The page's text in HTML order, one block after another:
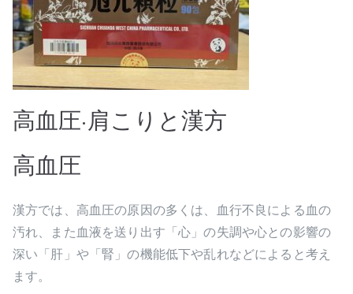
高血圧·肩こりと漢方
高血圧
漢方では、高血圧の原因の多くは、血行不良による血の
汚れ、また血液を送り出す「心」の失調や心との影響の
深い「肝」や「腎」の機能低下や乱れなどによると考え
ます。